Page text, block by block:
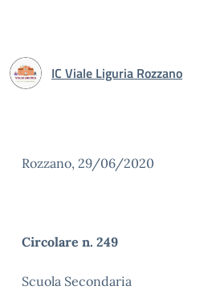
IC Viale Liguria Rozzano
Rozzano, 29/06/2020
Circolare n. 249
Scuola Secondaria